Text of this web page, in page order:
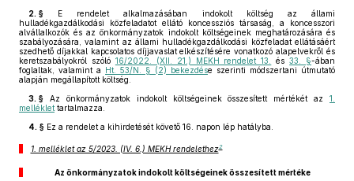
2. § E rendelet alkalmazásában indokolt költség az állami
hulladékgazdálkodási közfeladatot ellátó koncessziós társaság, a koncesszori
alvállalkozók és az önkormányzatok indokolt költségeinek meghatározására és
szabályozására, valamint az állami hulladékgazdálkodási közfeladat ellátásáért
szedhető díjakkal kapcsolatos díjjavaslat elkészítésére vonatkozó alapelvekről és
keretszabályokról szóló 16/2022. (XII. 21.) MEKH rendelet 13. és33. §-ában
foglaltak, valamint a Ht. 53/N. § (2) bekezdése szerinti módszertani útmutató
alapján megállapított költség.
3. § Az önkormányzatok indokolt költségeinek összesített mértékét az 1.
melléklet tartalmazza.
4. § Ez a rendelet a kihirdetését követő 16. napon lép hatályba.
1. melléklet az 5/2023. (IV. 6.) MEKH rendelethez2
Az önkormányzatok indokolt költségeinek összesített mértéke